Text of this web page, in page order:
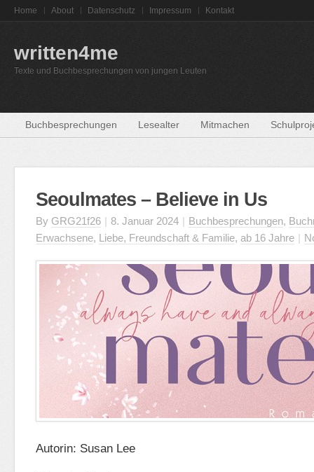
Home About Datenschutz Impressum Kontakt
written4me
Texte und Buchbesprechungen von jungen Leuten
Buchbesprechungen Lesealter Mitmachen
Seoulmates – Believe in Us
By GRG21f26 | 8. Januar 2024 | Buchbesprechungen,
Erwachsene, Liebe, Freundschaft & Familie, ab 16 Jahre |
Autorin: Susan Lee